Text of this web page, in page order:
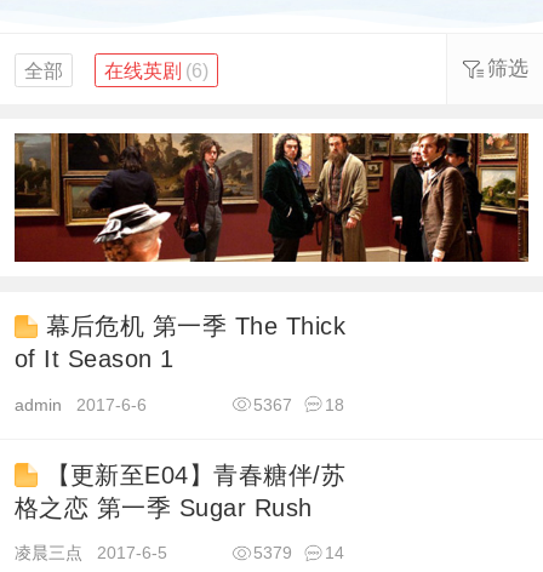
全部 在线英剧 (6) 筛选
幕后危机 第一季 The Thick
of It Season 1
admin 2017-6-6 18
5367
【更新至E04】青春糖伴/苏
格之恋 第一季 Sugar Rush
凌晨三点 2017-6-5 14
5379